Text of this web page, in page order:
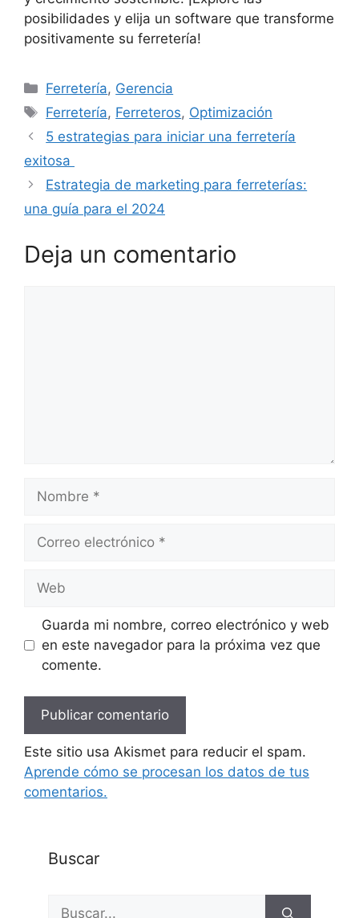
posibilidades y elija un software que transforme
positivamente su ferretería!
Categorías
Ferretería, Gerencia
Etiquetas
Ferretería, Ferreteros, Optimización
5 estrategias para iniciar una ferretería
exitosa
Estrategia de marketing para ferreterías:
una guía para el 2024
Deja un comentario
Nombre
Correo
Web
Guarda mi nombre, correo electrónico y web
en este navegador para la próxima vez que
comente.
Este sitio usa Akismet para reducir el spam.
Aprende cómo se procesan los datos de tus
comentarios.
Buscar
Buscar: